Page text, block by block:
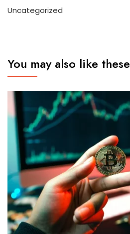
Uncategorized
You may also like these